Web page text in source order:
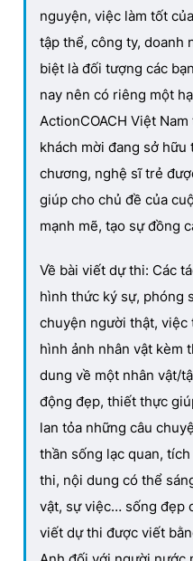
nguyện, việc làm tốt
tập thể, công ty, doanh
biệt là đối tượng các
nay nên có riêng một
ActionCOACH Việt
khách mời đang sở hữu
chương, nghệ sĩ trẻ
giúp cho chủ đề của
mạnh mẽ, tạo sự đồng
Về bài viết dự thi: Các
hình thức ký sự, phóng
chuyện người thật, việc
hình ảnh nhân vật kèm
dung về một nhân vật/
động đẹp, thiết thực
lan tỏa những câu
thần sống lạc quan,
thi, nội dung có thể
vật, sự việc… sống đẹp
viết dự thi được viết